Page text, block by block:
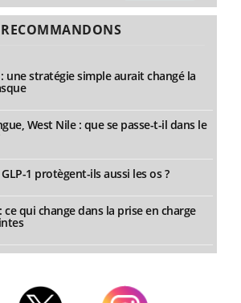
une stratégie simple aurait changé la
West Nile : que se passe-t-il dans le
1 protègent-ils aussi les os ?
qui change dans la prise en charge